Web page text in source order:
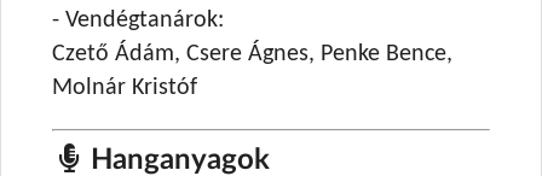
- Vendégtanárok:
Czető Ádám, Csere Ágnes, Penke Bence,
Molnár Kristóf
Hanganyagok